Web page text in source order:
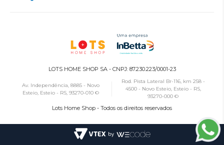
LOTS HOME SHOP SA - CNPJ: 87.230.223/0001-23
Av. Independência, 8885 - Novo
Esteio, Esteio - RS, 93270-010 ©
Rod. Pista Lateral Br-116, km 258 -
4500 - Novo Esteio, Esteio - RS,
93270-000 ©
Lots Home Shop - Todos os direitos reservados